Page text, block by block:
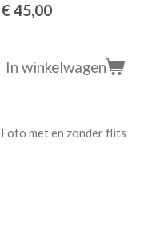
€ 45,00
In winkelwagen
Foto met en zonder flits